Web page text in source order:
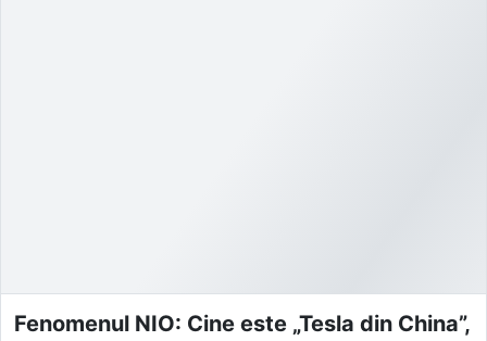
Fenomenul NIO: Cine este „Tesla din China”,